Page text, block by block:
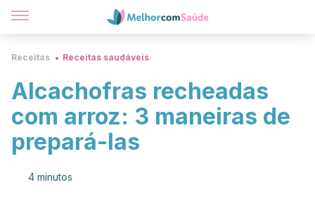
Receitas Receitas saudáveis
Alcachofras recheadas
com arroz: 3 maneiras de
prepará-las
4 minutos